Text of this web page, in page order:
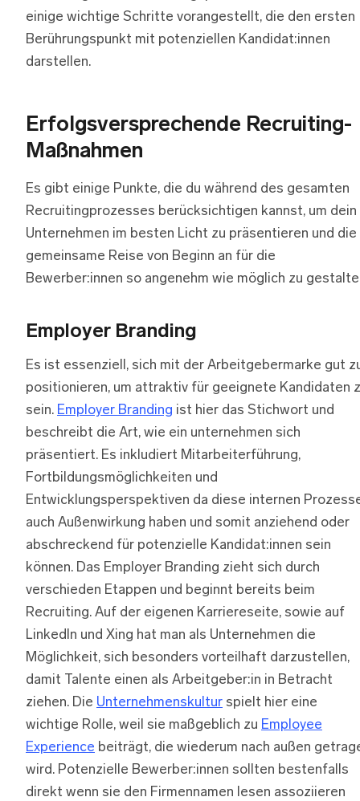
einige wichtige Schritte vorangestellt, die den ersten
Berührungspunkt mit potenziellen Kandidat:innen
darstellen.
Erfolgsversprechende Recruiting-
Maßnahmen
Es gibt einige Punkte, die du während des gesamten
Recruitingprozesses berücksichtigen kannst, um dein
Unternehmen im besten Licht zu präsentieren und die
gemeinsame Reise von Beginn an für die
Bewerber:innen so angenehm wie möglich zu
Employer Branding
Es ist essenziell, sich mit der Arbeitgebermarke gut
positionieren, um attraktiv für geeignete Kandidaten
sein. Employer Branding ist hier das Stichwort und
beschreibt die Art, wie ein unternehmen sich
präsentiert. Es inkludiert Mitarbeiterführung,
Fortbildungsmöglichkeiten und
Entwicklungsperspektiven da diese internen
auch Außenwirkung haben und somit anziehend oder
abschreckend für potenzielle Kandidat:innen sein
können. Das Employer Branding zieht sich durch
verschieden Etappen und beginnt bereits beim
Recruiting. Auf der eigenen Karriereseite, sowie auf
LinkedIn und Xing hat man als Unternehmen die
Möglichkeit, sich besonders vorteilhaft darzustellen,
damit Talente einen als Arbeitgeber:in in Betracht
ziehen. Die Unternehmenskultur spielt hier eine
wichtige Rolle, weil sie maßgeblich zu Employee
Experience beiträgt, die wiederum nach außen
wird. Potenzielle Bewerber:innen sollten bestenfalls
direkt wenn sie den Firmennamen lesen assoziieren